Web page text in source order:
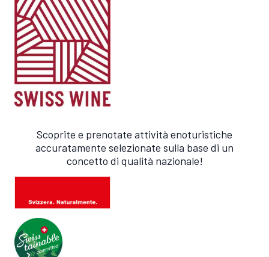
Scoprite e prenotate attività enoturistiche
accuratamente selezionate sulla base di un
concetto di qualità nazionale!